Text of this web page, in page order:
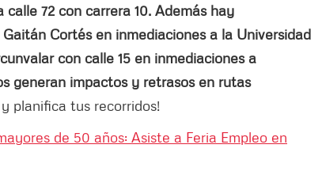
72 con carrera 10. Además hay
Cortés en inmediaciones a la Universidad
con calle 15 en inmediaciones a
generan impactos y retrasos en rutas
planifica tus recorridos!
de 50 años: Asiste a Feria Empleo en